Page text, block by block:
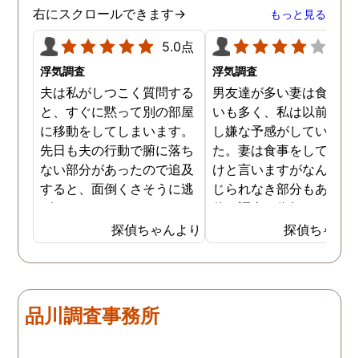
ましたが、真実を知るこ
ができて良かったです。
右にスクロールできます→ もっと見る
5.0点
浮気調査
夫は私がしつこく質問する
と、すぐに黙って別の部屋
に移動をしてしまいます。
先日も夫の行動で腑に落ち
ない部分があったので追及
すると、面倒くさそうに逃
げてしまいました。そこで
探偵に夫の行動について調
査をしてもらうと、やはり
私の想像通り女と頻繁に会
た。さらに探偵が入手した
証拠から二人が肉体関係を
探偵ちゃんより
浮気調査
男友達が多い妻は食事の
いも多く、私は以前から
し嫌な予感がしていまし
た。妻は食事をしている
けと言いますがなんとも
じられなき部分もあり、
偵に調査を依頼しました
妻は定期的に男友達と食
に出かけているため、調
日は簡単に決めることが
果、妻が男友達と食事だ
探偵ちゃん
品川調査事務所